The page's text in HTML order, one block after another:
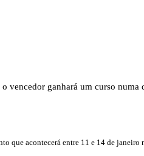
NOTÍCIAS
vencedor ganhará um curso numa
que acontecerá entre 11 e 14 de janeiro